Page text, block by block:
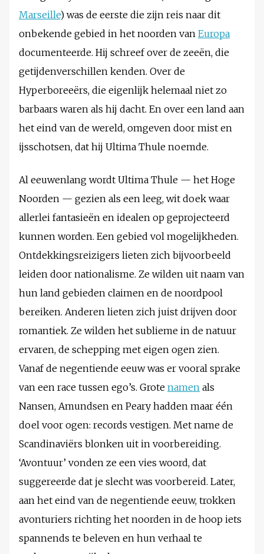
Marseille) was de eerste die zijn reis naar dit
onbekende gebied in het noorden van Europa
documenteerde. Hij schreef over de zeeën, die
getijdenverschillen kenden. Over de
Hyperboreeërs, die eigenlijk helemaal niet zo
barbaars waren als hij dacht. En over een land aan
het eind van de wereld, omgeven door mist en
ijsschotsen, dat hij Ultima Thule noemde.
Al eeuwenlang wordt Ultima Thule — het Hoge
Noorden — gezien als een leeg, wit doek waar
allerlei fantasieën en idealen op geprojecteerd
kunnen worden. Een gebied vol mogelijkheden.
Ontdekkingsreizigers lieten zich bijvoorbeeld
leiden door nationalisme. Ze wilden uit naam van
hun land gebieden claimen en de noordpool
bereiken. Anderen lieten zich juist drijven door
romantiek. Ze wilden het sublieme in de natuur
ervaren, de schepping met eigen ogen zien.
Vanaf de negentiende eeuw was er vooral sprake
van een race tussen ego’s. Grote namen als
Nansen, Amundsen en Peary hadden maar één
doel voor ogen: records vestigen. Met name de
Scandinaviërs blonken uit in voorbereiding.
‘Avontuur’ vonden ze een vies woord, dat
suggereerde dat je slecht was voorbereid. Later,
aan het eind van de negentiende eeuw, trokken
avonturiers richting het noorden in de hoop iets
spannends te beleven en hun verhaal te